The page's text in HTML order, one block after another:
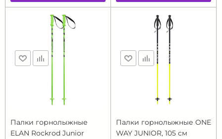
Палки горнолыжные
ELAN Rockrod Junior
Палки горнолыжные ONE
WAY JUNIOR, 105 см